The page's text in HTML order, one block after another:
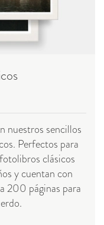
nuestros sencillos
Perfectos para
clásicos
y cuentan con
200 páginas para